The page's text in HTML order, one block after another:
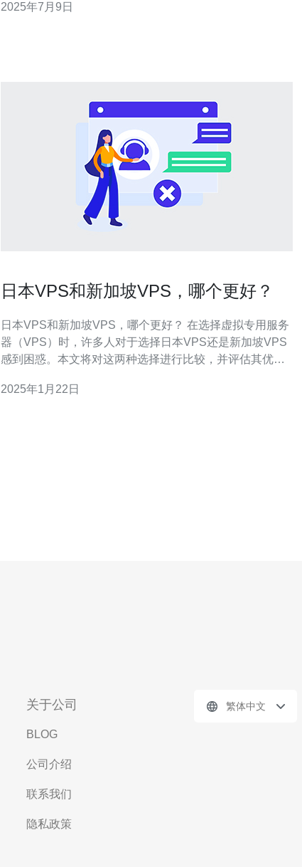
表现出色，延迟低、速度快、稳定性高。无论是网站访问
2025年7月9日
日本VPS和新加坡VPS，哪个更好？
日本VPS和新加坡VPS，哪个更好？ 在选择虚拟专用服务
器（VPS）时，许多人对于选择日本VPS还是新加坡VPS
感到困惑。本文将对这两种选择进行比较，并评估其优劣
VPS时最重要的因素之一。日本VPS通常在亚洲地区具有
2025年1月22日
关于公司
BLOG
公司介绍
联系我们
隐私政策
繁体中文